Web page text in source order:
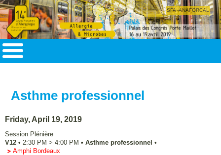
SFA -ANAFORCAL
Asthme professionnel
Friday, April 19, 2019
Session Plénière
V12 • 2:30 PM > 4:00 PM • Asthme professionnel •
Amphi Bordeaux